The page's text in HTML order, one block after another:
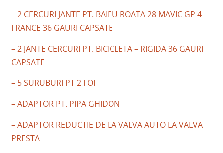
– 2 CERCURI JANTE PT. BAIEU ROATA 28 MAVIC GP 4
FRANCE 36 GAURI CAPSATE
– 2 JANTE CERCURI PT. BICICLETA – RIGIDA 36 GAURI
CAPSATE
– 5 SURUBURI PT 2 FOI
– ADAPTOR PT. PIPA GHIDON
– ADAPTOR REDUCTIE DE LA VALVA AUTO LA VALVA
PRESTA